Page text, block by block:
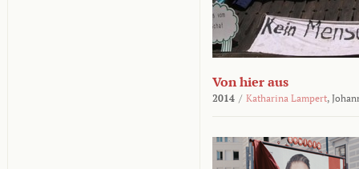
Von hier aus
2014 / Katharina Lampert,